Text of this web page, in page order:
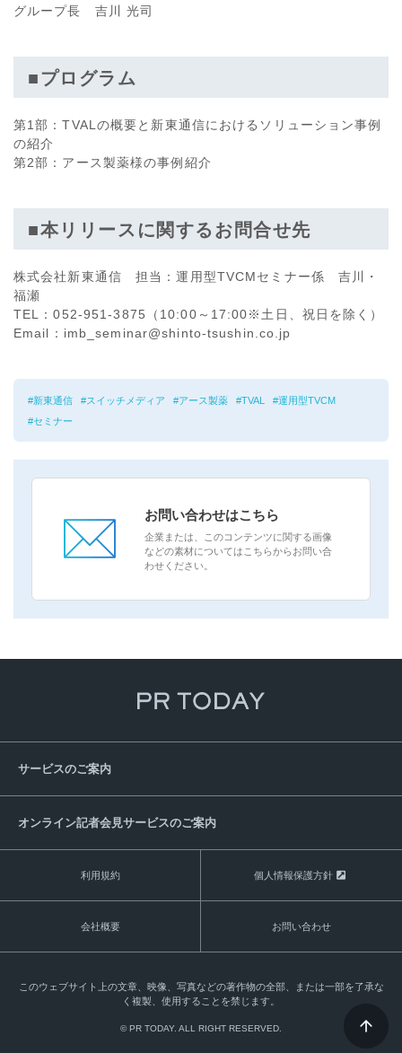
グループ長 吉川 光司
■プログラム
第1部：TVALの概要と新東通信におけるソリューション事例
の紹介
第2部：アース製薬様の事例紹介
■本リリースに関するお問合せ先
株式会社新東通信 担当：運用型TVCMセミナー係 吉川・
福瀬
TEL：052-951-3875（10:00～17:00※土日、祝日を除く）
Email：imb_seminar@shinto-tsushin.co.jp
新東通信 スイッチメディア アース製薬 TVAL
運用型TVCM
セミナー
お問い合わせはこちら
企業または、このコンテンツに関する画像
などの素材についてはこちらからお問い合
わせください。
サービスのご案内
オンライン記者会見サービスのご案内
利用規約 個人情報保護方針
会社概要 お問い合わせ
このウェブサイト上の文章、映像、写真などの著作物の全部、または一部を了承な
く複製、使用することを禁じます。
© PR TODAY. ALL RIGHT RESERVED.